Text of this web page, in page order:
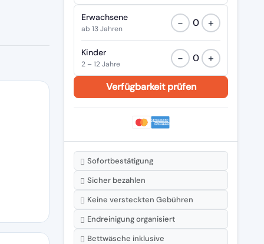
Erwachsene
ab 13 Jahren − 0 +
Kinder
2 – 12 Jahre − 0 +
Sofortbestätigung
Sicher bezahlen
Keine versteckten Gebühren
Endreinigung organisiert
Bettwäsche inklusive